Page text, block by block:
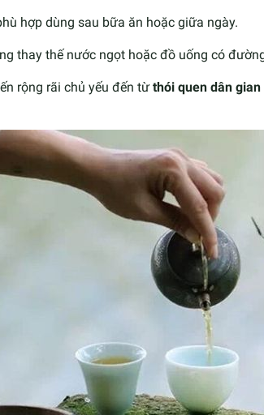
hợp dùng sau bữa ăn hoặc giữa ngày.
thay thế nước ngọt hoặc đồ uống có
rộng rãi chủ yếu đến từ thói quen dân